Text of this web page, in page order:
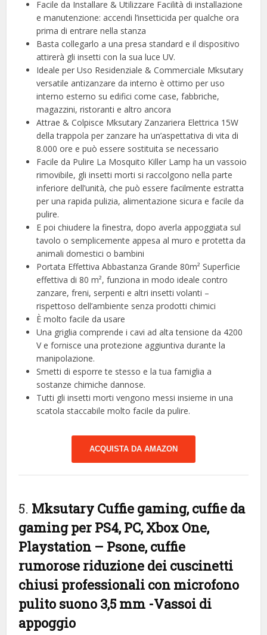
Facile da Installare & Utilizzare Facilità di installazione
e manutenzione: accendi l’insetticida per qualche ora
prima di entrare nella stanza
Basta collegarlo a una presa standard e il dispositivo
attirerà gli insetti con la sua luce UV.
Ideale per Uso Residenziale & Commerciale Mksutary
versatile antizanzare da interno è ottimo per uso
interno esterno su edifici come case, fabbriche,
magazzini, ristoranti e altro ancora
Attrae & Colpisce Mksutary Zanzariera Elettrica 15W
della trappola per zanzare ha un’aspettativa di vita di
8.000 ore e può essere sostituita se necessario
Facile da Pulire La Mosquito Killer Lamp ha un vassoio
rimovibile, gli insetti morti si raccolgono nella parte
inferiore dell’unità, che può essere facilmente estratta
per una rapida pulizia, alimentazione sicura e facile da
pulire.
E poi chiudere la finestra, dopo averla appoggiata sul
tavolo o semplicemente appesa al muro e protetta da
animali domestici o bambini
Portata Effettiva Abbastanza Grande 80m² Superficie
effettiva di 80 m², funziona in modo ideale contro
zanzare, freni, serpenti e altri insetti volanti –
rispettoso dell’ambiente senza prodotti chimici
È molto facile da usare
Una griglia comprende i cavi ad alta tensione da 4200
V e fornisce una protezione aggiuntiva durante la
manipolazione.
Smetti di esporre te stesso e la tua famiglia a
sostanze chimiche dannose.
Tutti gli insetti morti vengono messi insieme in una
scatola staccabile molto facile da pulire.
ACQUISTA DA AMAZON
5. Mksutary Cuffie gaming, cuffie da
gaming per PS4, PC, Xbox One,
Playstation – Psone, cuffie
rumorose riduzione dei cuscinetti
chiusi professionali con microfono
pulito suono 3,5 mm -Vassoi di
appoggio